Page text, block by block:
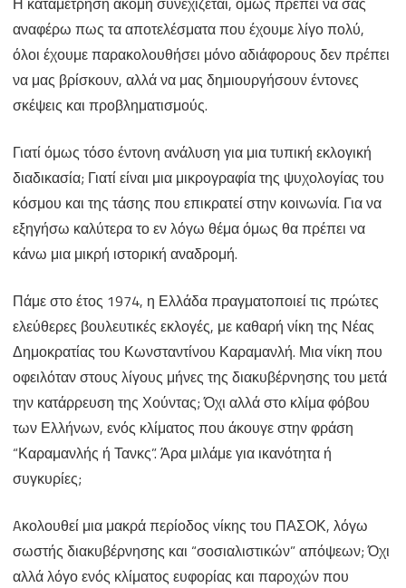
των
Καιρών
αναφέρω πως τα αποτελέσματα που έχουμε λίγο πολύ,
όλοι έχουμε παρακολουθήσει μόνο αδιάφορους δεν πρέπει
να μας βρίσκουν, αλλά να μας δημιουργήσουν έντονες
σκέψεις και προβληματισμούς.
Γιατί όμως τόσο έντονη ανάλυση για μια τυπική εκλογική
διαδικασία; Γιατί είναι μια μικρογραφία της ψυχολογίας του
κόσμου και της τάσης που επικρατεί στην κοινωνία. Για να
εξηγήσω καλύτερα το εν λόγω θέμα όμως θα πρέπει να
κάνω μια μικρή ιστορική αναδρομή.
Πάμε στο έτος 1974, η Ελλάδα πραγματοποιεί τις πρώτες
ελεύθερες βουλευτικές εκλογές, με καθαρή νίκη της Νέας
Δημοκρατίας του Κωνσταντίνου Καραμανλή. Μια νίκη που
οφειλόταν στους λίγους μήνες της διακυβέρνησης του μετά
την κατάρρευση της Χούντας; Όχι αλλά στο κλίμα φόβου
των Ελλήνων, ενός κλίματος που άκουγε στην φράση
“Καραμανλής ή Τανκς”. Άρα μιλάμε για ικανότητα ή
συγκυρίες;
Aκολουθεί μια μακρά περίοδος νίκης του ΠΑΣΟΚ, λόγω
σωστής διακυβέρνησης και “σοσιαλιστικών” απόψεων; Όχι
αλλά λόγο ενός κλίματος ευφορίας και παροχών που